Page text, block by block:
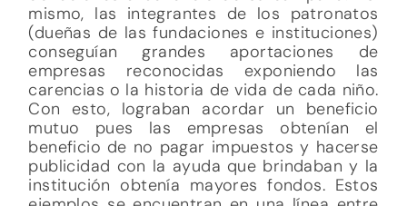
mismo, las integrantes de los patronatos
(dueñas de las fundaciones e instituciones)
conseguían grandes aportaciones de
empresas reconocidas exponiendo las
carencias o la historia de vida de cada niño.
Con esto, lograban acordar un beneficio
mutuo pues las empresas obtenían el
beneficio de no pagar impuestos y hacerse
publicidad con la ayuda que brindaban y la
institución obtenía mayores fondos. Estos